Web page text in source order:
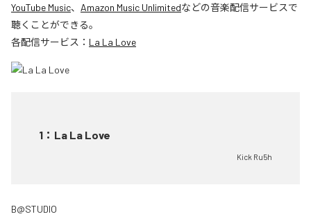
YouTube Music、 Amazon Music Unlimitedなどの音楽配信サービスで
聴くことができる。
各配信サービス： La La Love
1 ： La La Love
Kick Ru5h
B@STUDIO